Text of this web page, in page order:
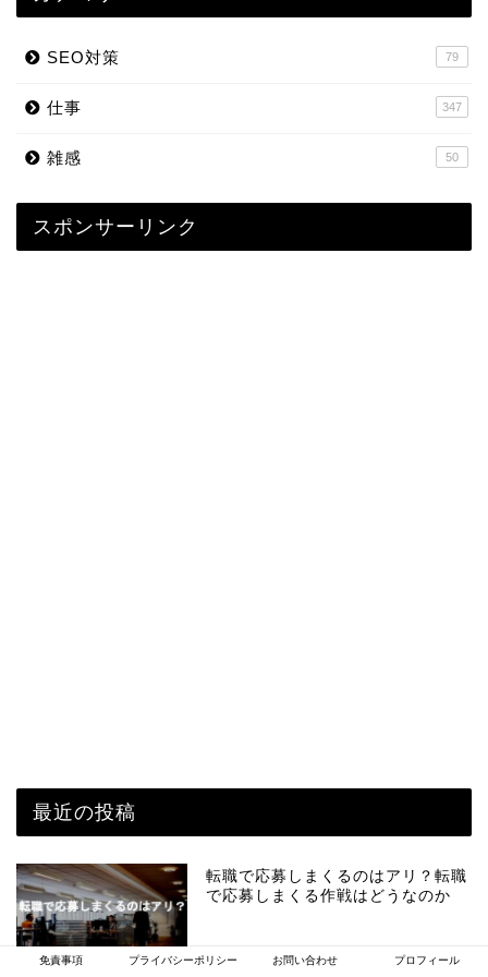
SEO対策 79
仕事 347
雑感 50
スポンサーリンク
最近の投稿
転職で応募しまくるのはアリ？転職
で応募しまくる作戦はどうなのか
免責事項 プライバシーポリシー お問い合わせ プロフィール